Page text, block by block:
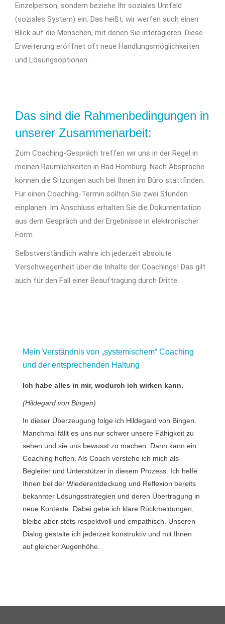
Einzelperson, sondern beziehe Ihr soziales Umfeld
(soziales System) ein. Das heißt, wir werfen auch einen
Blick auf die Menschen, mit denen Sie interagieren. Diese
Erweiterung eröffnet oft neue Handlungsmöglichkeiten
und Lösungsoptionen.
Das sind die Rahmenbedingungen in
unserer Zusammenarbeit:
Zum Coaching-Gespräch treffen wir uns in der Regel in
meinen Räumlichkeiten in Bad Homburg. Nach Absprache
können die Sitzungen auch bei Ihnen im Büro stattfinden.
Für einen Coaching-Termin sollten Sie zwei Stunden
einplanen. Im Anschluss erhalten Sie die Dokumentation
aus dem Gespräch und der Ergebnisse in elektronischer
Form.
Selbstverständlich wahre ich jederzeit absolute
Verschwiegenheit über die Inhalte der Coachings! Das gilt
auch für den Fall einer Beauftragung durch Dritte.
Mein Verständnis von „systemischem“ Coaching
und der entsprechenden Haltung
Ich habe alles in mir, wodurch ich wirken kann.
(Hildegard von Bingen)
In dieser Überzeugung folge ich Hildegard von Bingen.
Manchmal fällt es uns nur schwer unsere Fähigkeit zu
sehen und sie uns bewusst zu machen. Dann kann ein
Coaching helfen. Als Coach verstehe ich mich als
Begleiter und Unterstützer in diesem Prozess. Ich helfe
Ihnen bei der Wiederentdeckung und Reflexion bereits
bekannter Lösungsstrategien und deren Übertragung in
neue Kontexte. Dabei gebe ich klare Rückmeldungen,
bleibe aber stets respektvoll und empathisch. Unseren
Dialog gestalte ich jederzeit konstruktiv und mit Ihnen
auf gleicher Augenhöhe.